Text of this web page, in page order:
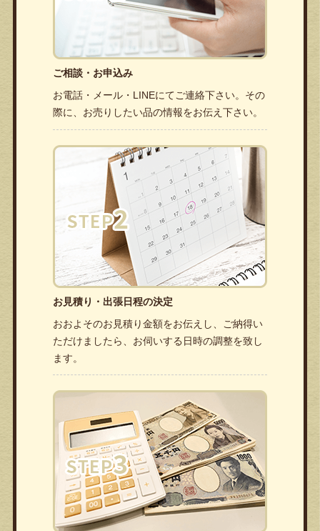
ご相談・お申込み
お電話・メール・LINEにてご連絡下さい。その
際に、お売りしたい品の情報をお伝え下さい。
お見積り・出張日程の決定
おおよそのお見積り金額をお伝えし、ご納得い
ただけましたら、お伺いする日時の調整を致し
ます。